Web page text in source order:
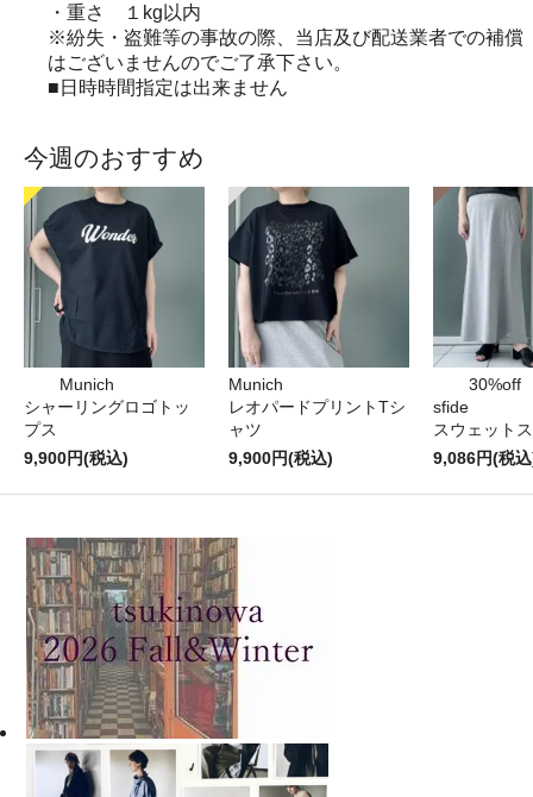
・重さ １kg以内
※紛失・盗難等の事故の際、当店及び配送業者での補償
はございませんのでご了承下さい。
■日時時間指定は出来ません
今週のおすすめ
Munich
シャーリングロゴトッ
プス
9,900円(税込)
Munich
レオパードプリントTシ
ャツ
9,900円(税込)
30%off
sfide
スウェット
9,086円(税